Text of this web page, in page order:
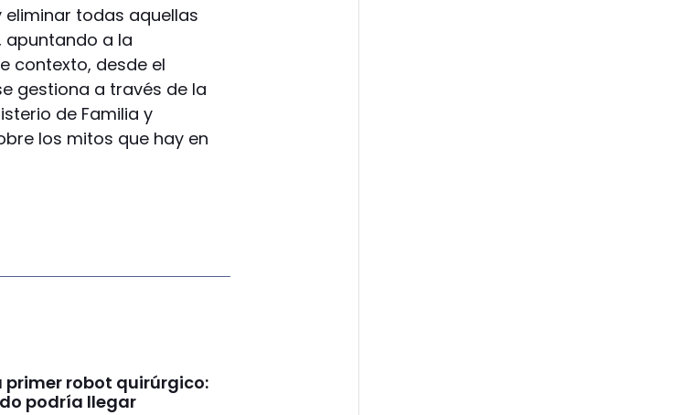
todas aquellas
apuntando a la
contexto, desde el
gestiona a través de la
de Familia y
los mitos que hay en
primer robot quirúrgico:
podría llegar